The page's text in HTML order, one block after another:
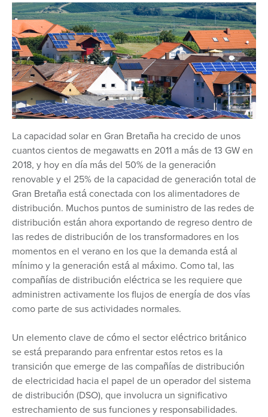
La capacidad solar en Gran Bretaña ha crecido de unos
cuantos cientos de megawatts en 2011 a más de 13 GW en
2018, y hoy en día más del 50% de la generación
renovable y el 25% de la capacidad de generación total de
Gran Bretaña está conectada con los alimentadores de
distribución. Muchos puntos de suministro de las redes de
distribución están ahora exportando de regreso dentro de
las redes de distribución de los transformadores en los
momentos en el verano en los que la demanda está al
mínimo y la generación está al máximo. Como tal, las
compañías de distribución eléctrica se les requiere que
administren activamente los flujos de energía de dos vías
como parte de sus actividades normales.
Un elemento clave de cómo el sector eléctrico británico
se está preparando para enfrentar estos retos es la
transición que emerge de las compañías de distribución
de electricidad hacia el papel de un operador del sistema
de distribución (DSO), que involucra un significativo
estrechamiento de sus funciones y responsabilidades.